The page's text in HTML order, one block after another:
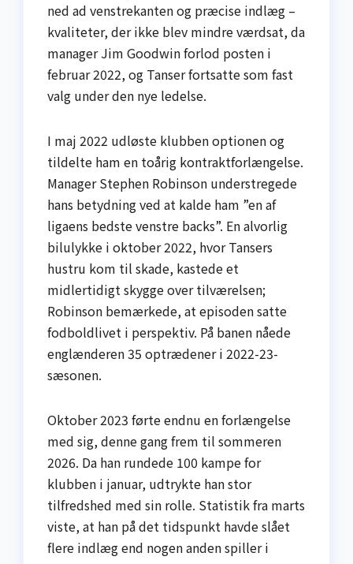
ned ad venstrekanten og præcise indlæg –
kvaliteter, der ikke blev mindre værdsat, da
manager Jim Goodwin forlod posten i
februar 2022, og Tanser fortsatte som fast
valg under den nye ledelse.
I maj 2022 udløste klubben optionen og
tildelte ham en toårig kontraktforlængelse.
Manager Stephen Robinson understregede
hans betydning ved at kalde ham ”en af
ligaens bedste venstre backs”. En alvorlig
bilulykke i oktober 2022, hvor Tansers
hustru kom til skade, kastede et
midlertidigt skygge over tilværelsen;
Robinson bemærkede, at episoden satte
fodboldlivet i perspektiv. På banen nåede
englænderen 35 optrædener i 2022-23-
sæsonen.
Oktober 2023 førte endnu en forlængelse
med sig, denne gang frem til sommeren
2026. Da han rundede 100 kampe for
klubben i januar, udtrykte han stor
tilfredshed med sin rolle. Statistik fra marts
viste, at han på det tidspunkt havde slået
flere indlæg end nogen anden spiller i